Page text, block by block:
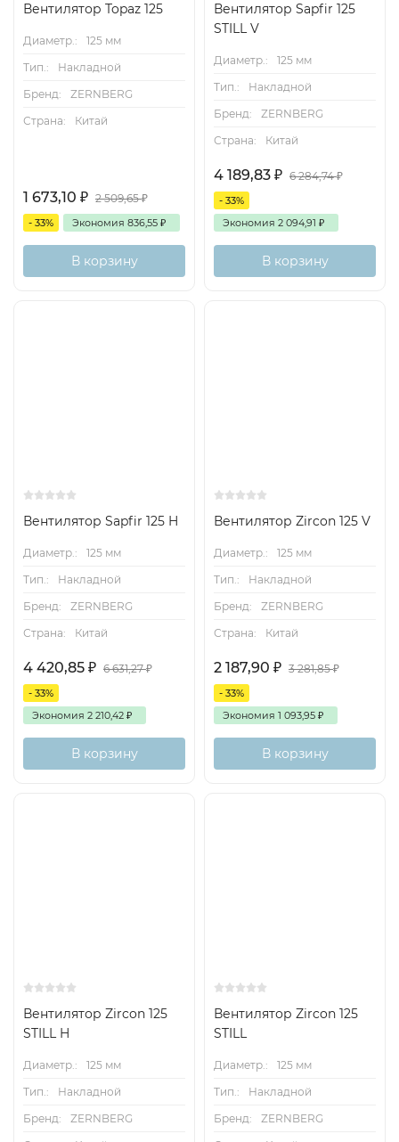
Вентилятор Topaz 125
Диаметр.:
125 мм
Тип.:
Накладной
Бренд:
ZERNBERG
Страна:
Китай
1 673,10 ₽ 2 509,65₽
- 33% Экономия 836,55 ₽
В корзину
Вентилятор Sapfir 125
STILL V
Диаметр.:
125 мм
Тип.:
Накладной
Бренд:
ZERNBERG
Страна:
Китай
4 189,83 ₽ 6 284,74₽
- 33%
Экономия 2 094,91 ₽
В корзину
Вентилятор Sapfir 125 H
Диаметр.:
125 мм
Тип.:
Накладной
Бренд:
ZERNBERG
Страна:
Китай
4 420,85 ₽ 6 631,27₽
- 33%
Экономия 2 210,42 ₽
В корзину
Вентилятор Zircon 125 V
Диаметр.:
125 мм
Тип.:
Накладной
Бренд:
ZERNBERG
Страна:
Китай
2 187,90 ₽ 3 281,85₽
- 33%
Экономия 1 093,95 ₽
В корзину
Вентилятор Zircon 125
STILL H
Диаметр.:
125 мм
Тип.:
Накладной
Бренд:
ZERNBERG
Вентилятор Zircon 125
STILL
Диаметр.:
125 мм
Тип.:
Накладной
Бренд:
ZERNBERG